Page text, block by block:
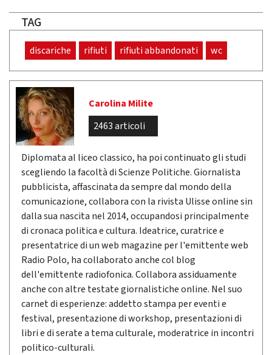
TAG
discariche rifiuti rifiuti abbandonati wc
Carolina Milite
2463 articoli
Diplomata al liceo classico, ha poi continuato gli studi
scegliendo la facoltà di Scienze Politiche. Giornalista
pubblicista, affascinata da sempre dal mondo della
comunicazione, collabora con la rivista Ulisse online sin
dalla sua nascita nel 2014, occupandosi principalmente
di cronaca politica e cultura. Ideatrice, curatrice e
presentatrice di un web magazine per l'emittente web
Radio Polo, ha collaborato anche col blog
dell'emittente radiofonica. Collabora assiduamente
anche con altre testate giornalistiche online. Nel suo
carnet di esperienze: addetto stampa per eventi e
festival, presentazione di workshop, presentazioni di
libri e di serate a tema culturale, moderatrice in incontri
politico-culturali.